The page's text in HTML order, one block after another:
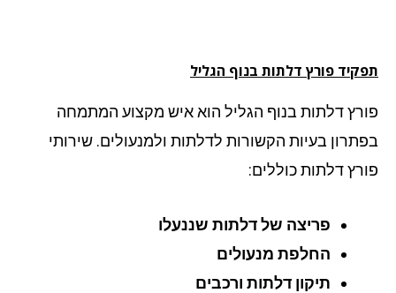
פורץ דלתות בנוף הגליל
דלתות בנוף הגליל הוא איש מקצוע המתמחה
בעיות הקשורות לדלתות ולמנעולים. שירותי
דלתות כוללים:
פריצה של דלתות שננעלו
החלפת מנעולים
תיקון דלתות ורכבים